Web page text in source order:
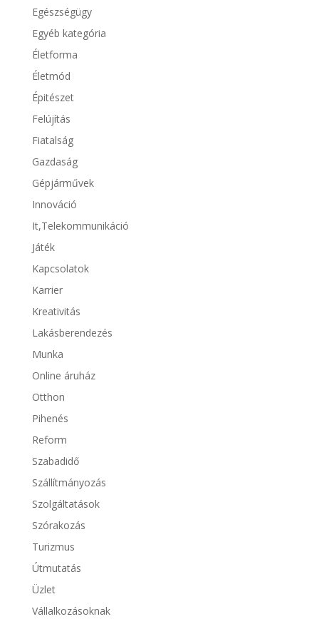
Egészségügy
Egyéb kategória
Életforma
Életmód
Épitészet
Felújítás
Fiatalság
Gazdaság
Gépjárművek
Innováció
It,Telekommunikáció
Játék
Kapcsolatok
Karrier
Kreativitás
Lakásberendezés
Munka
Online áruház
Otthon
Pihenés
Reform
Szabadidő
Szállítmányozás
Szolgáltatások
Szórakozás
Turizmus
Útmutatás
Üzlet
Vállalkozásoknak